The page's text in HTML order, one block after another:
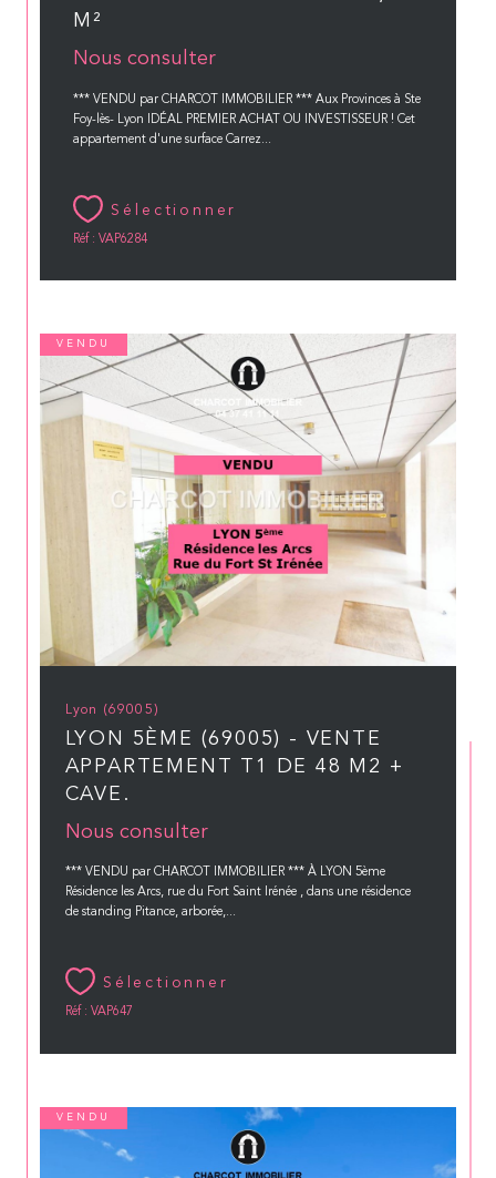
M²
Nous consulter
*** VENDU par CHARCOT IMMOBILIER *** Aux Provinces à Ste
Foy-lès- Lyon IDÉAL PREMIER ACHAT OU INVESTISSEUR ! Cet
appartement d'une surface Carrez...
Sélectionner
Réf : VAP6284
Lyon (69005)
LYON 5ÈME (69005) - VENTE
APPARTEMENT T1 DE 48 M2 +
CAVE.
Nous consulter
*** VENDU par CHARCOT IMMOBILIER *** À LYON 5ème
Résidence les Arcs, rue du Fort Saint Irénée , dans une résidence
de standing Pitance, arborée,...
Sélectionner
Réf : VAP647
VENDU
VENDU